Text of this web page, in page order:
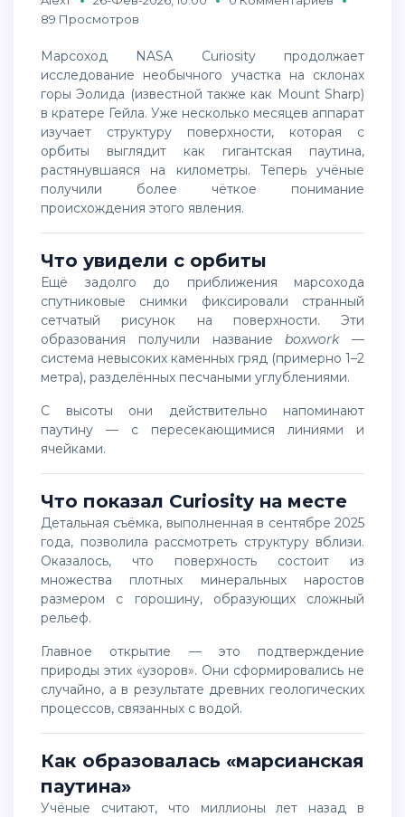
89 Просмотров
Марсоход NASA Curiosity продолжает
исследование необычного участка на склонах
горы Эолида (известной также как Mount Sharp)
в кратере Гейла. Уже несколько месяцев аппарат
изучает структуру поверхности, которая с
орбиты выглядит как гигантская паутина,
растянувшаяся на километры. Теперь учёные
получили более чёткое понимание
происхождения этого явления.
Что увидели с орбиты
Ещё задолго до приближения марсохода
спутниковые снимки фиксировали странный
сетчатый рисунок на поверхности. Эти
образования получили название boxwork—
система невысоких каменных гряд (примерно 1–2
метра), разделённых песчаными углублениями.
С высоты они действительно напоминают
паутину — с пересекающимися линиями и
ячейками.
Что показал Curiosity на месте
Детальная съёмка, выполненная в сентябре 2025
года, позволила рассмотреть структуру вблизи.
Оказалось, что поверхность состоит из
множества плотных минеральных наростов
размером с горошину, образующих сложный
рельеф.
Главное открытие — это подтверждение
природы этих «узоров». Они сформировались не
случайно, а в результате древних геологических
процессов, связанных с водой.
Как образовалась «марсианская
паутина»
Учёные считают, что миллионы лет назад в